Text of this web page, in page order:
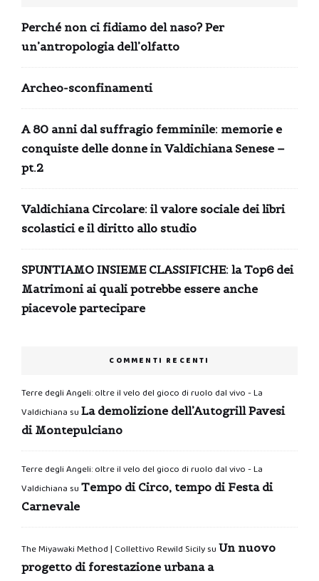
Perché non ci fidiamo del naso? Per
un’antropologia dell’olfatto
Archeo-sconfinamenti
A 80 anni dal suffragio femminile: memorie e
conquiste delle donne in Valdichiana Senese –
pt.2
Valdichiana Circolare: il valore sociale dei libri
scolastici e il diritto allo studio
SPUNTIAMO INSIEME CLASSIFICHE: la Top6 dei
Matrimoni ai quali potrebbe essere anche
piacevole partecipare
COMMENTI RECENTI
Terre degli Angeli: oltre il velo del gioco di ruolo dal vivo - La
Valdichiana su La demolizione dell’Autogrill Pavesi
di Montepulciano
Terre degli Angeli: oltre il velo del gioco di ruolo dal vivo - La
Valdichiana su Tempo di Circo, tempo di Festa di
Carnevale
The Miyawaki Method | Collettivo Rewild Sicilysu Un nuovo
progetto di forestazione urbana a